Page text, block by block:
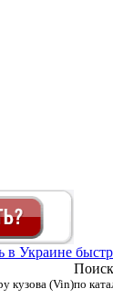
Украине
кузова (Vin)
Поиск
по